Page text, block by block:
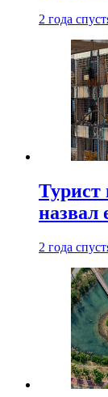
2 года
Турист
назвал
2 года